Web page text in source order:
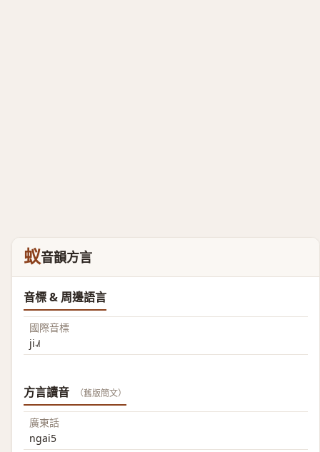
蚁音韻方言
音標 & 周邊語言
國際音標
ji˨˩˦
方言讀音 （舊版簡文）
廣東話
ngai5